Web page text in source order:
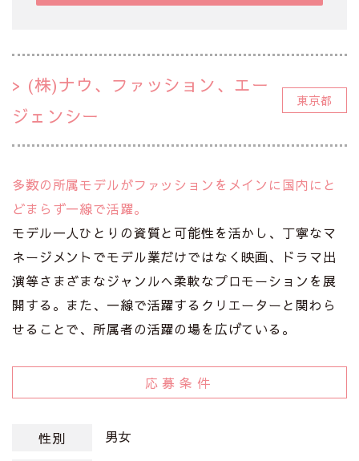
(株)ナウ、ファッション、エー
ジェンシー
東京都
多数の所属モデルがファッションをメインに国内にと
どまらず一線で活躍。
モデル一人ひとりの資質と可能性を活かし、丁寧なマ
ネージメントでモデル業だけではなく映画、ドラマ出
演等さまざまなジャンルへ柔軟なプロモーションを展
開する。また、一線で活躍するクリエーターと関わら
せることで、所属者の活躍の場を広げている。
応募条件
性別 男女